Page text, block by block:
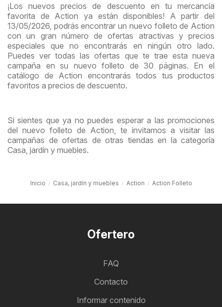
¡Los nuevos precios de descuento en tu mercancía
favorita de Action ya están disponibles! A partir del
13/05/2026, podrás encontrar un nuevo folleto de Action
con un gran número de ofertas atractivas y precios
especiales que no encontrarás en ningún otro lado.
Puedes ver todas las ofertas que te trae esta nueva
campaña en su nuevo folleto de 30 páginas. En el
catálogo de Action encontrarás todos tus productos
favoritos a precios de descuento.
Si sientes que ya no puedes esperar a las promociones
del nuevo folleto de Action, te invitamos a visitar las
campañas de ofertas de otras tiendas en la categoría
Casa, jardín y muebles.
Inicio Casa, jardín y muebles Action Action Folleto
Ofertero
FAQ
Contacto
Informar contenido